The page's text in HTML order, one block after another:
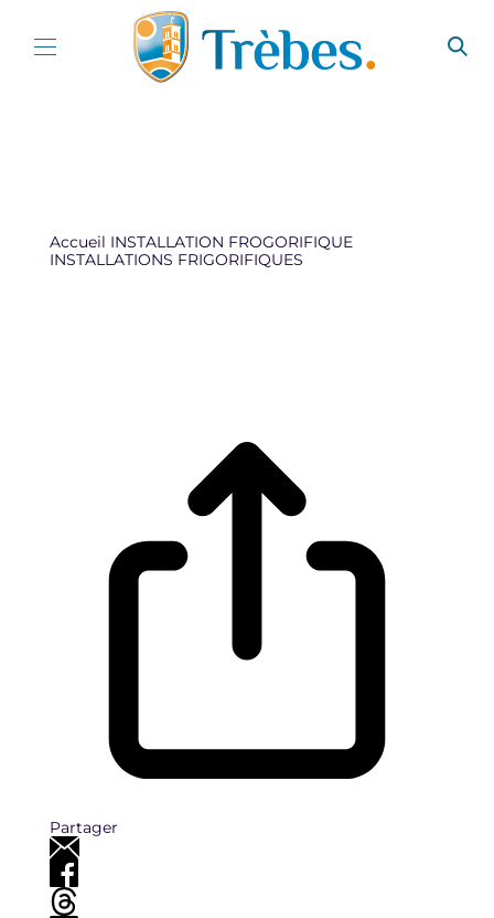
Accueil INSTALLATION FROGORIFIQUE
INSTALLATIONS FRIGORIFIQUES
Partager